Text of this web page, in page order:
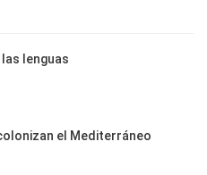
lenguas
el Mediterráneo